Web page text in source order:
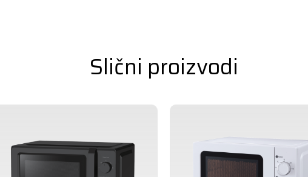
Slični proizvodi